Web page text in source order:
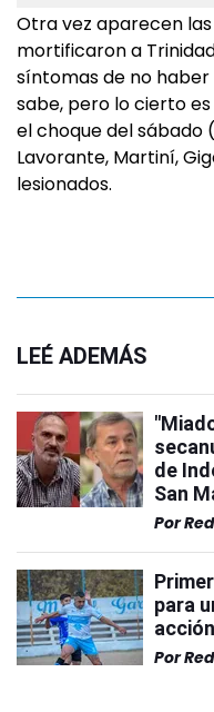
Otra vez aparecen
mortificaron a
síntomas de no
sabe, pero lo cierto
el choque del sábado
Lavorante, Martiní,
lesionados.
LEÉ ADEMÁS
de
San
Por
para
acción
Por